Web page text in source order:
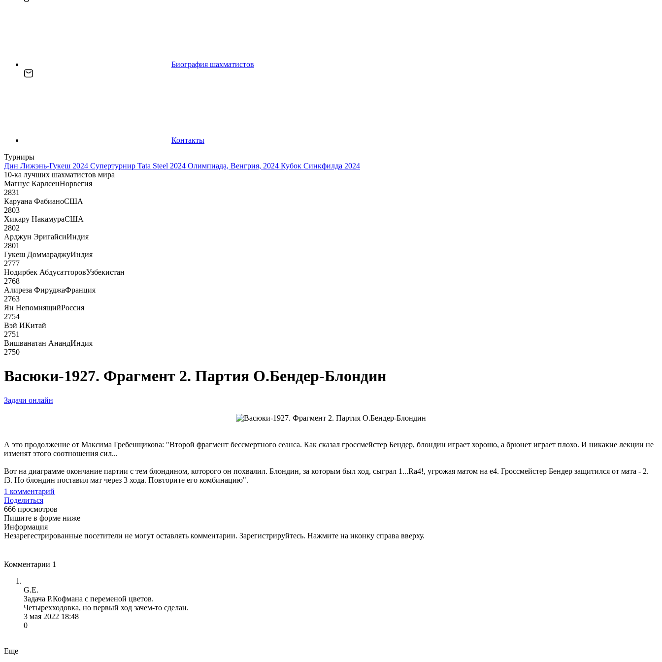
Биография шахматистов
Контакты
Турниры
Дин Лижэнь-Гукеш 2024 Супертурнир Tata Steel 2024 Олимпиада, Венгрия, 2024 Кубок Синкфилда 2024
10-ка лучших шахматистов мира
Магнус КарлсенНорвегия
2831
Каруана ФабианоСША
2803
Хикару НакамураСША
2802
Арджун ЭригайсиИндия
2801
Гукеш ДоммараджуИндия
2777
Нодирбек АбдусатторовУзбекистан
2768
Алиреза ФируджаФранция
2763
Ян НепомнящийРоссия
2754
Вэй ИКитай
2751
Вишванатан АнандИндия
2750
Васюки-1927. Фрагмент 2. Партия О.Бендер-Блондин
Задачи онлайн
А это продолжение от Максима Гребенщикова: "Второй фрагмент бессмертного сеанса. Как сказал гроссмейстер Бендер, блондин играет хорошо, а брюнет играет плохо. И никакие лекции не
изменят этого соотношения сил...
Вот на диаграмме окончание партии с тем блондином, которого он похвалил. Блондин, за которым был ход, сыграл 1...Ra4!, угрожая матом на е4. Гроссмейстер Бендер защитился от мата - 2.
f3. Но блондин поставил мат через 3 хода. Повторите его комбинацию".
1 комментарий
Поделиться
666 просмотров
Пишите в форме ниже
Информация
Незарегестрированные посетители не могут оставлять комментарии. Зарегистрируйтесь. Нажмите на иконку справа вверху.
Комментарии 1
G.E.
Задача Р.Кофмана с переменой цветов.
Четырехходовка, но первый ход зачем-то сделан.
3 мая 2022 18:48
0
Еще